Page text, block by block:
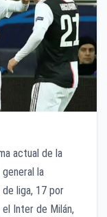
actual de la
la
liga, 17 por
Inter de Milán,